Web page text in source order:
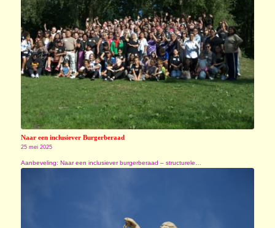
Naar een inclusiever Burgerberaad
25 mei 2025
Aanbeveling: Naar een inclusiever burgerberaad – structurele…